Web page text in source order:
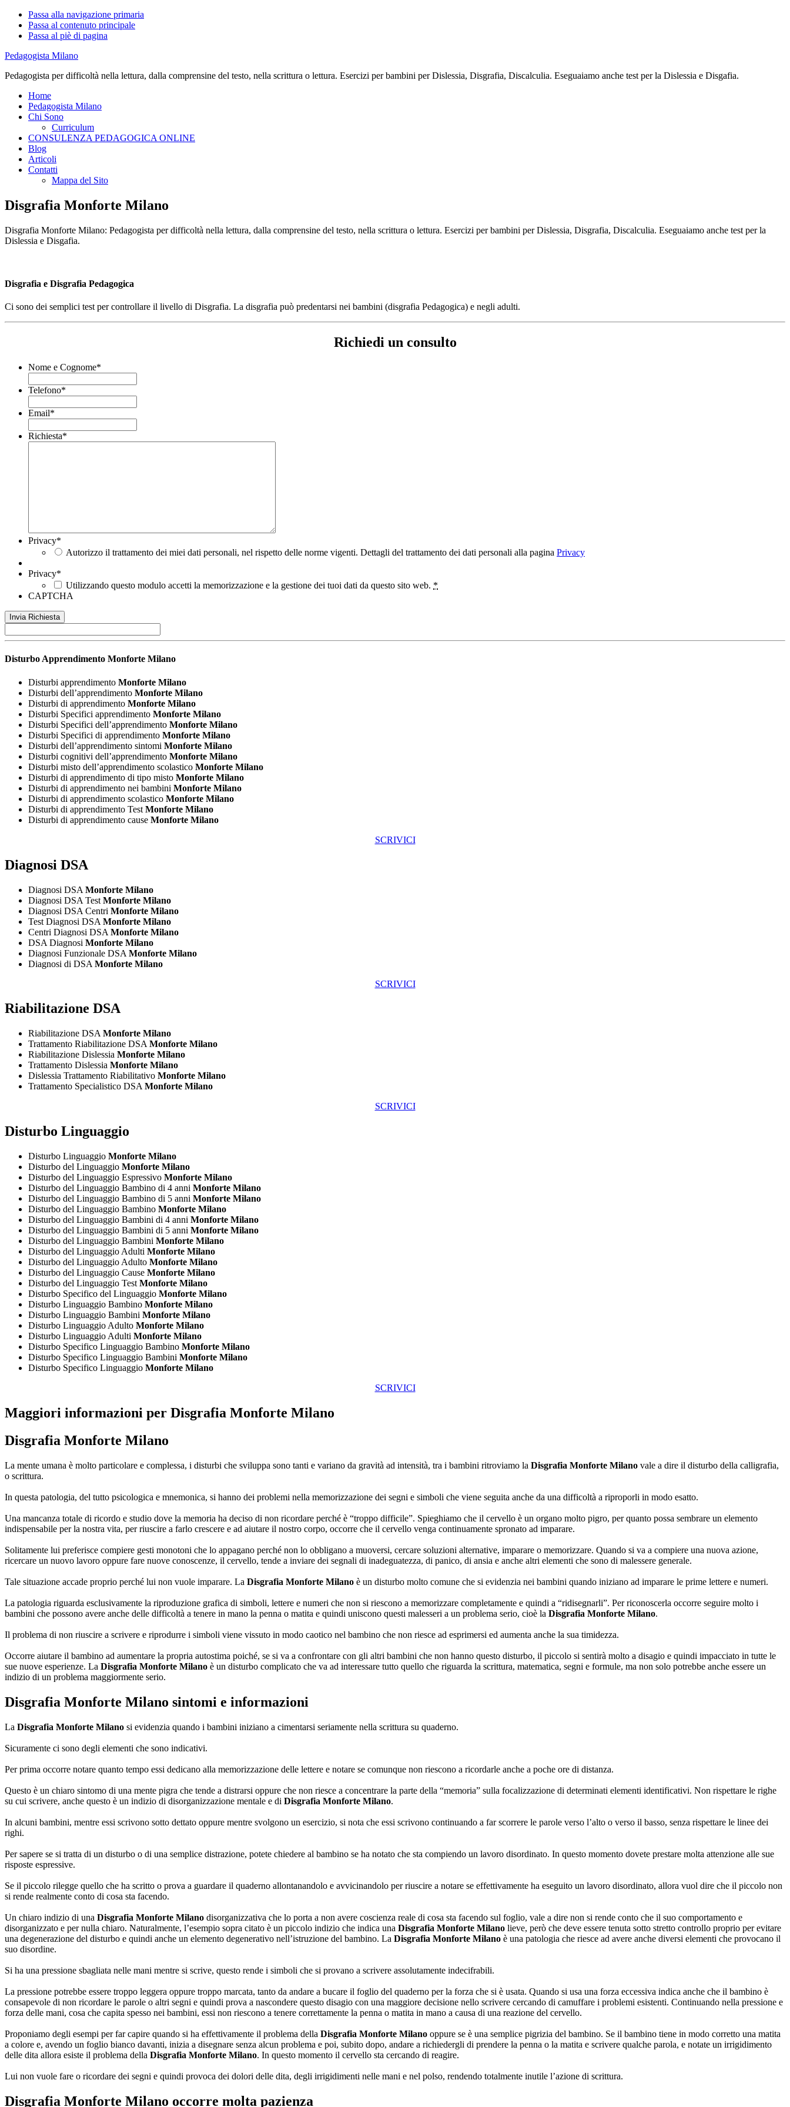
Passa alla navigazione primaria
Passa al contenuto principale
Passa al piè di pagina
Pedagogista Milano
Pedagogista per difficoltà nella lettura, dalla comprensine del testo, nella scrittura o lettura. Esercizi per bambini per Dislessia, Disgrafia, Discalculia. Eseguaiamo anche test per la Dislessia e Disgafia.
Home
Pedagogista Milano
Chi Sono
Curriculum
CONSULENZA PEDAGOGICA ONLINE
Blog
Articoli
Contatti
Mappa del Sito
Disgrafia Monforte Milano
Disgrafia Monforte Milano: Pedagogista per difficoltà nella lettura, dalla comprensine del testo, nella scrittura o lettura. Esercizi per bambini per Dislessia, Disgrafia, Discalculia. Eseguaiamo anche test per la
Dislessia e Disgafia.
Disgrafia e Disgrafia Pedagogica
Ci sono dei semplici test per controllare il livello di Disgrafia. La disgrafia può predentarsi nei bambini (disgrafia Pedagogica) e negli adulti.
Richiedi un consulto
Nome e Cognome*
Telefono*
Email*
Richiesta*
Privacy*
Autorizzo il trattamento dei miei dati personali, nel rispetto delle norme vigenti. Dettagli del trattamento dei dati personali alla pagina Privacy
Privacy*
Utilizzando questo modulo accetti la memorizzazione e la gestione dei tuoi dati da questo sito web. *
CAPTCHA
Disturbo Apprendimento Monforte Milano
Disturbi apprendimento Monforte Milano
Disturbi dell’apprendimento Monforte Milano
Disturbi di apprendimento Monforte Milano
Disturbi Specifici apprendimento Monforte Milano
Disturbi Specifici dell’apprendimento Monforte Milano
Disturbi Specifici di apprendimento Monforte Milano
Disturbi dell’apprendimento sintomi Monforte Milano
Disturbi cognitivi dell’apprendimento Monforte Milano
Disturbi misto dell’apprendimento scolastico Monforte Milano
Disturbi di apprendimento di tipo misto Monforte Milano
Disturbi di apprendimento nei bambini Monforte Milano
Disturbi di apprendimento scolastico Monforte Milano
Disturbi di apprendimento Test Monforte Milano
Disturbi di apprendimento cause Monforte Milano
SCRIVICI
Diagnosi DSA
Diagnosi DSA Monforte Milano
Diagnosi DSA Test Monforte Milano
Diagnosi DSA Centri Monforte Milano
Test Diagnosi DSA Monforte Milano
Centri Diagnosi DSA Monforte Milano
DSA Diagnosi Monforte Milano
Diagnosi Funzionale DSA Monforte Milano
Diagnosi di DSA Monforte Milano
SCRIVICI
Riabilitazione DSA
Riabilitazione DSA Monforte Milano
Trattamento Riabilitazione DSA Monforte Milano
Riabilitazione Dislessia Monforte Milano
Trattamento Dislessia Monforte Milano
Dislessia Trattamento Riabilitativo Monforte Milano
Trattamento Specialistico DSA Monforte Milano
SCRIVICI
Disturbo Linguaggio
Disturbo Linguaggio Monforte Milano
Disturbo del Linguaggio Monforte Milano
Disturbo del Linguaggio Espressivo Monforte Milano
Disturbo del Linguaggio Bambino di 4 anni Monforte Milano
Disturbo del Linguaggio Bambino di 5 anni Monforte Milano
Disturbo del Linguaggio Bambino Monforte Milano
Disturbo del Linguaggio Bambini di 4 anni Monforte Milano
Disturbo del Linguaggio Bambini di 5 anni Monforte Milano
Disturbo del Linguaggio Bambini Monforte Milano
Disturbo del Linguaggio Adulti Monforte Milano
Disturbo del Linguaggio Adulto Monforte Milano
Disturbo del Linguaggio Cause Monforte Milano
Disturbo del Linguaggio Test Monforte Milano
Disturbo Specifico del Linguaggio Monforte Milano
Disturbo Linguaggio Bambino Monforte Milano
Disturbo Linguaggio Bambini Monforte Milano
Disturbo Linguaggio Adulto Monforte Milano
Disturbo Linguaggio Adulti Monforte Milano
Disturbo Specifico Linguaggio Bambino Monforte Milano
Disturbo Specifico Linguaggio Bambini Monforte Milano
Disturbo Specifico Linguaggio Monforte Milano
SCRIVICI
Maggiori informazioni per Disgrafia Monforte Milano
Disgrafia Monforte Milano
La mente umana è molto particolare e complessa, i disturbi che sviluppa sono tanti e variano da gravità ad intensità, tra i bambini ritroviamo la Disgrafia Monforte Milano vale a dire il disturbo della calligrafia,
o scrittura.
In questa patologia, del tutto psicologica e mnemonica, si hanno dei problemi nella memorizzazione dei segni e simboli che viene seguita anche da una difficoltà a riproporli in modo esatto.
Una mancanza totale di ricordo e studio dove la memoria ha deciso di non ricordare perché è “troppo difficile”. Spieghiamo che il cervello è un organo molto pigro, per quanto possa sembrare un elemento
indispensabile per la nostra vita, per riuscire a farlo crescere e ad aiutare il nostro corpo, occorre che il cervello venga continuamente spronato ad imparare.
Solitamente lui preferisce compiere gesti monotoni che lo appagano perché non lo obbligano a muoversi, cercare soluzioni alternative, imparare o memorizzare. Quando si va a compiere una nuova azione,
ricercare un nuovo lavoro oppure fare nuove conoscenze, il cervello, tende a inviare dei segnali di inadeguatezza, di panico, di ansia e anche altri elementi che sono di malessere generale.
Tale situazione accade proprio perché lui non vuole imparare. La Disgrafia Monforte Milano è un disturbo molto comune che si evidenzia nei bambini quando iniziano ad imparare le prime lettere e numeri.
La patologia riguarda esclusivamente la riproduzione grafica di simboli, lettere e numeri che non si riescono a memorizzare completamente e quindi a “ridisegnarli”. Per riconoscerla occorre seguire molto i
bambini che possono avere anche delle difficoltà a tenere in mano la penna o matita e quindi uniscono questi malesseri a un problema serio, cioè la Disgrafia Monforte Milano.
Il problema di non riuscire a scrivere e riprodurre i simboli viene vissuto in modo caotico nel bambino che non riesce ad esprimersi ed aumenta anche la sua timidezza.
Occorre aiutare il bambino ad aumentare la propria autostima poiché, se si va a confrontare con gli altri bambini che non hanno questo disturbo, il piccolo si sentirà molto a disagio e quindi impacciato in tutte le
sue nuove esperienze. La Disgrafia Monforte Milano è un disturbo complicato che va ad interessare tutto quello che riguarda la scrittura, matematica, segni e formule, ma non solo potrebbe anche essere un
indizio di un problema maggiormente serio.
Disgrafia Monforte Milano sintomi e informazioni
La Disgrafia Monforte Milano si evidenzia quando i bambini iniziano a cimentarsi seriamente nella scrittura su quaderno.
Sicuramente ci sono degli elementi che sono indicativi.
Per prima occorre notare quanto tempo essi dedicano alla memorizzazione delle lettere e notare se comunque non riescono a ricordarle anche a poche ore di distanza.
Questo è un chiaro sintomo di una mente pigra che tende a distrarsi oppure che non riesce a concentrare la parte della “memoria” sulla focalizzazione di determinati elementi identificativi. Non rispettare le righe
su cui scrivere, anche questo è un indizio di disorganizzazione mentale e di Disgrafia Monforte Milano.
In alcuni bambini, mentre essi scrivono sotto dettato oppure mentre svolgono un esercizio, si nota che essi scrivono continuando a far scorrere le parole verso l’alto o verso il basso, senza rispettare le linee dei
righi.
Per sapere se si tratta di un disturbo o di una semplice distrazione, potete chiedere al bambino se ha notato che sta compiendo un lavoro disordinato. In questo momento dovete prestare molta attenzione alle sue
risposte espressive.
Se il piccolo rilegge quello che ha scritto o prova a guardare il quaderno allontanandolo e avvicinandolo per riuscire a notare se effettivamente ha eseguito un lavoro disordinato, allora vuol dire che il piccolo non
si rende realmente conto di cosa sta facendo.
Un chiaro indizio di una Disgrafia Monforte Milano disorganizzativa che lo porta a non avere coscienza reale di cosa sta facendo sul foglio, vale a dire non si rende conto che il suo comportamento e
disorganizzato e per nulla chiaro. Naturalmente, l’esempio sopra citato è un piccolo indizio che indica una Disgrafia Monforte Milano lieve, però che deve essere tenuta sotto stretto controllo proprio per evitare
una degenerazione del disturbo e quindi anche un elemento degenerativo nell’istruzione del bambino. La Disgrafia Monforte Milano è una patologia che riesce ad avere anche diversi elementi che provocano il
suo disordine.
Si ha una pressione sbagliata nelle mani mentre si scrive, questo rende i simboli che si provano a scrivere assolutamente indecifrabili.
La pressione potrebbe essere troppo leggera oppure troppo marcata, tanto da andare a bucare il foglio del quaderno per la forza che si è usata. Quando si usa una forza eccessiva indica anche che il bambino è
consapevole di non ricordare le parole o altri segni e quindi prova a nascondere questo disagio con una maggiore decisione nello scrivere cercando di camuffare i problemi esistenti. Continuando nella pressione e
forza delle mani, cosa che capita spesso nei bambini, essi non riescono a tenere correttamente la penna o matita in mano a causa di una reazione del cervello.
Proponiamo degli esempi per far capire quando si ha effettivamente il problema della Disgrafia Monforte Milano oppure se è una semplice pigrizia del bambino. Se il bambino tiene in modo corretto una matita
a colore e, avendo un foglio bianco davanti, inizia a disegnare senza alcun problema e poi, subito dopo, andare a richiedergli di prendere la penna o la matita e scrivere qualche parola, e notate un irrigidimento
delle dita allora esiste il problema della Disgrafia Monforte Milano. In questo momento il cervello sta cercando di reagire.
Lui non vuole fare o ricordare dei segni e quindi provoca dei dolori delle dita, degli irrigidimenti nelle mani e nel polso, rendendo totalmente inutile l’azione di scrittura.
Disgrafia Monforte Milano occorre molta pazienza